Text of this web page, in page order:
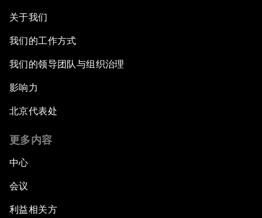
关于我们
我们的工作方式
我们的领导团队与组织治理
影响力
北京代表处
更多内容
中心
会议
利益相关方